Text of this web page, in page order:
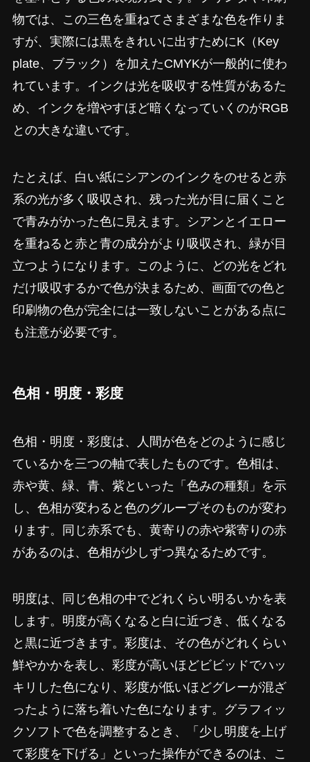
物では、この三色を重ねてさまざまな色を作りま
すが、実際には黒をきれいに出すためにK（Key
plate、ブラック）を加えたCMYKが一般的に使わ
れています。インクは光を吸収する性質があるた
め、インクを増やすほど暗くなっていくのがRGB
との大きな違いです。
たとえば、白い紙にシアンのインクをのせると赤
系の光が多く吸収され、残った光が目に届くこと
で青みがかった色に見えます。シアンとイエロー
を重ねると赤と青の成分がより吸収され、緑が目
立つようになります。このように、どの光をどれ
だけ吸収するかで色が決まるため、画面での色と
印刷物の色が完全には一致しないことがある点に
も注意が必要です。
色相・明度・彩度
色相・明度・彩度は、人間が色をどのように感じ
ているかを三つの軸で表したものです。色相は、
赤や黄、緑、青、紫といった「色みの種類」を示
し、色相が変わると色のグループそのものが変わ
ります。同じ赤系でも、黄寄りの赤や紫寄りの赤
があるのは、色相が少しずつ異なるためです。
明度は、同じ色相の中でどれくらい明るいかを表
します。明度が高くなると白に近づき、低くなる
と黒に近づきます。彩度は、その色がどれくらい
鮮やかかを表し、彩度が高いほどビビッドでハッ
キリした色になり、彩度が低いほどグレーが混ざ
ったように落ち着いた色になります。グラフィッ
クソフトで色を調整するとき、「少し明度を上げ
て彩度を下げる」といった操作ができるのは、こ